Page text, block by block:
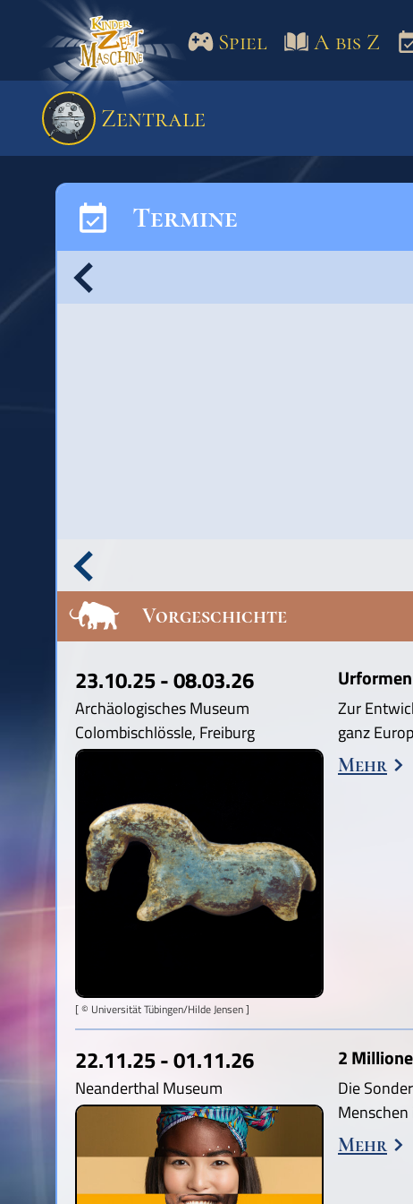
Spiel
Spiel A bis Z
Zentrale
Termine
Vorgeschichte
23.10.25 - 08.03.26
Archäologisches Museum
Colombischlössle, Freiburg
[ © Universität Tübingen/Hilde Jensen ]
Zur
ganz
Mehr
22.11.25 - 01.11.26
Neanderthal Museum
2
Die
Mehr